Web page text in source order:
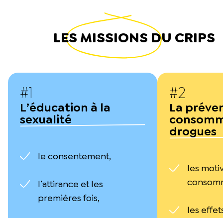
LES MISSIONS DU CRIPS
#1
L’éducation à la
sexualité
le consentement,
l’attirance et les
premières fois,
#2
La
drogues
les
les